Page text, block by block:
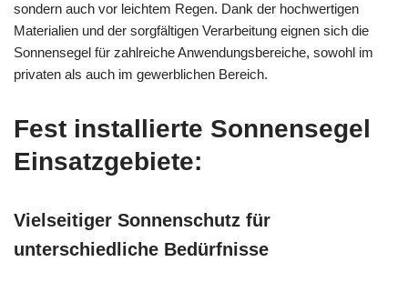
sondern auch vor leichtem Regen. Dank der hochwertigen
Materialien und der sorgfältigen Verarbeitung eignen sich die
Sonnensegel für zahlreiche Anwendungsbereiche, sowohl im
privaten als auch im gewerblichen Bereich.
Fest installierte Sonnensegel
Einsatzgebiete:
Vielseitiger Sonnenschutz für
unterschiedliche Bedürfnisse